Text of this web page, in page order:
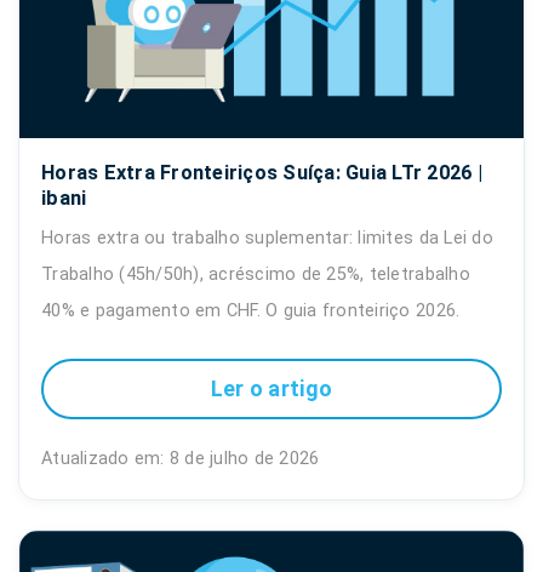
Horas Extra Fronteiriços Suíça: Guia LTr 2026 |
ibani
Horas extra ou trabalho suplementar: limites da Lei do
Trabalho (45h/50h), acréscimo de 25%, teletrabalho
40% e pagamento em CHF. O guia fronteiriço 2026.
Ler o artigo
Atualizado em: 8 de julho de 2026